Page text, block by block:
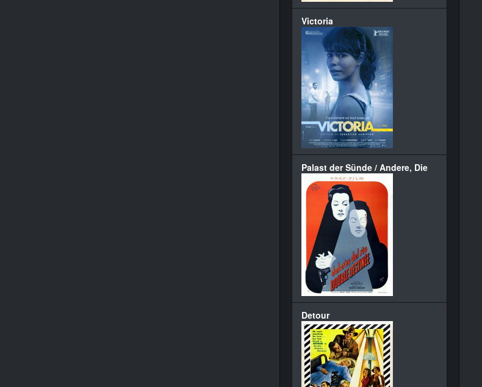
Victoria
Palast der Sünde / Andere, Die
Detour